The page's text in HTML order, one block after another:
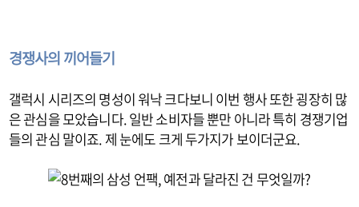
경쟁사의 끼어들기
갤럭시 시리즈의 명성이 워낙 크다보니 이번 행사 또한 굉장히 많
은 관심을 모았습니다. 일반 소비자들 뿐만 아니라 특히 경쟁기업
들의 관심 말이죠. 제 눈에도 크게 두가지가 보이더군요.